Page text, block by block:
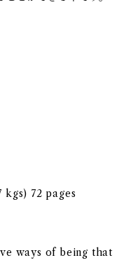
kgs) 72 pages
ways of being that